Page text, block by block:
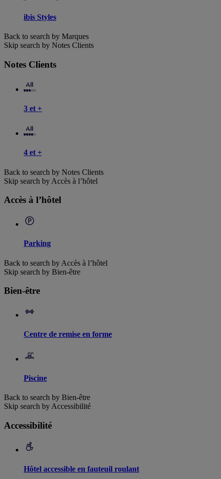
ibis Styles
Back to search by Marques
Skip search by Notes Clients
Notes Clients
3 et +
4 et +
Back to search by Notes Clients
Skip search by Accès à l’hôtel
Accès à l’hôtel
Parking
Back to search by Accès à l’hôtel
Skip search by Bien-être
Bien-être
Centre de remise en forme
Piscine
Back to search by Bien-être
Skip search by Accessibilité
Accessibilité
Hôtel accessible en fauteuil roulant